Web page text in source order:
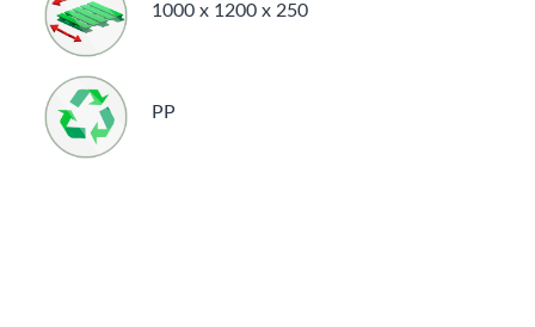
1000 x 1200 x 250
PP